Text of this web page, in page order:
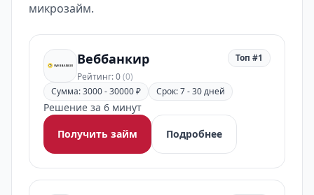
микрозайм.
Веббанкир
Рейтинг: 0(0)
Топ #1
Сумма: 3000 - 30000 ₽ Срок: 7 - 30 дней
Решение за 6 минут
Получить займ
Подробнее